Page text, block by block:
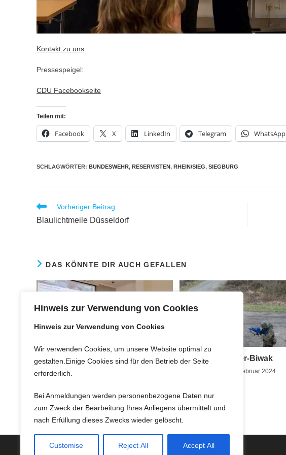
Hinweis zur Verwendung von Cookies
Hinweis zur Verwendung von Cookies
Wir verwenden Cookies, um unsere Website optimal zu
gestalten.Einige Cookies sind für den Betrieb der Seite
erforderlich.
Bei Anmeldungen werden personenbezogene Daten nur
zum Zweck der Bearbeitung Ihres Anliegens übermittelt und
nach Erfüllung dieses Zwecks wieder gelöscht.
Customise Reject All Accept All
Kontakt zu uns
Pressespeigel:
CDU Facebookseite
Teilen mit:
Facebook X LinkedIn Telegram WhatsApp
SCHLAGWÖRTER: BUNDESWEHR, RESERVISTEN, RHEIN/SIEG, SIEGBURG
Weitere
Artikel
ansehen
Vorheriger Beitrag
Blaulichtmeile Düsseldorf
DAS KÖNNTE DIR AUCH GEFALLEN
Funk und Karte: Der Evergreen,
19. November 2023
Winter-Biwak
19. Februar 2024